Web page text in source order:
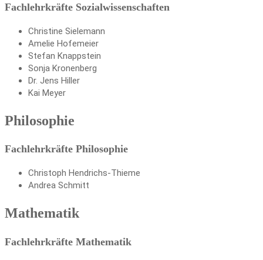
Fachlehrkräfte Sozialwissenschaften
Christine Sielemann
Amelie Hofemeier
Stefan Knappstein
Sonja Kronenberg
Dr. Jens Hiller
Kai Meyer
Philosophie
Fachlehrkräfte Philosophie
Christoph Hendrichs-Thieme
Andrea Schmitt
Mathematik
Fachlehrkräfte Mathematik